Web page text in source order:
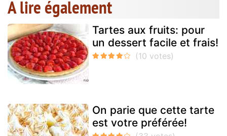
A lire également
Tartes aux fruits: pour
un dessert facile et frais!
On parie que cette tarte
est votre préférée!